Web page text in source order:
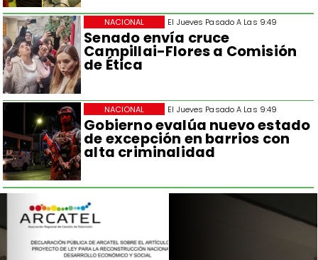
El Jueves Pasado A Las 9:49
Senado envía cruce
Campillai-Flores a Comisión
de Ética
NACIONAL
El Jueves Pasado A Las 9:49
Gobierno evalúa nuevo estado
de excepción en barrios con
alta criminalidad
NACIONAL